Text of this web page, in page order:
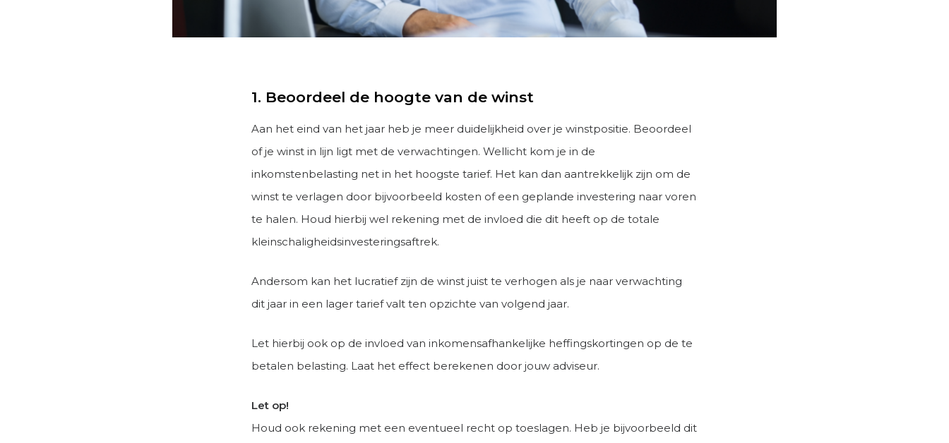
1. Beoordeel de hoogte van de winst
Aan het eind van het jaar heb je meer duidelijkheid over je winstpositie. Beoordeel
of je winst in lijn ligt met de verwachtingen. Wellicht kom je in de
inkomstenbelasting net in het hoogste tarief. Het kan dan aantrekkelijk zijn om de
winst te verlagen door bijvoorbeeld kosten of een geplande investering naar voren
te halen. Houd hierbij wel rekening met de invloed die dit heeft op de totale
kleinschaligheidsinvesteringsaftrek.
Andersom kan het lucratief zijn de winst juist te verhogen als je naar verwachting
dit jaar in een lager tarief valt ten opzichte van volgend jaar.
Let hierbij ook op de invloed van inkomensafhankelijke heffingskortingen op de te
betalen belasting. Laat het effect berekenen door jouw adviseur.
Let op!
Houd ook rekening met een eventueel recht op toeslagen. Heb je bijvoorbeeld dit